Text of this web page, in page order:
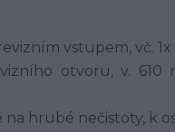
vstupem, vč.
otvoru, v.
na hrubé nečistoty, k